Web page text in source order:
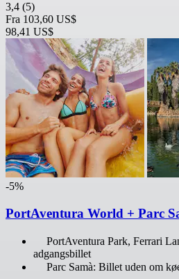
3,4 (5)
Fra 103,60 US$
98,41 US$
-5%
PortAventura World + Parc
PortAventura Park, Ferrari
adgangsbillet
Parc Samà: Billet uden om